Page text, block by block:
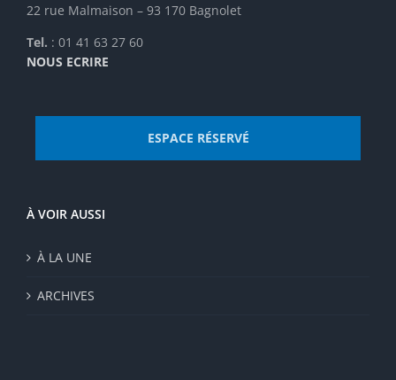
22 rue Malmaison – 93 170 Bagnolet
Tel. : 01 41 63 27 60
NOUS ECRIRE
ESPACE RÉSERVÉ
À VOIR AUSSI
À LA UNE
ARCHIVES